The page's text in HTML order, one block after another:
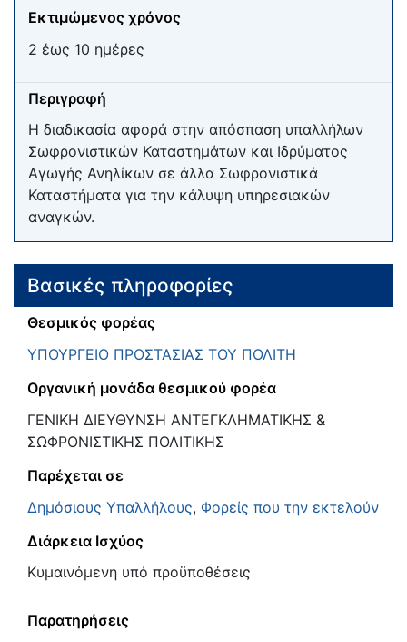
Εκτιμώμενος χρόνος
2 έως 10 ημέρες
Περιγραφή
Η διαδικασία αφορά στην απόσπαση υπαλλήλων
Σωφρονιστικών Καταστημάτων και Ιδρύματος
Αγωγής Ανηλίκων σε άλλα Σωφρονιστικά
Καταστήματα για την κάλυψη υπηρεσιακών
αναγκών.
Βασικές πληροφορίες
Θεσμικός φορέας
ΥΠΟΥΡΓΕΙΟ ΠΡΟΣΤΑΣΙΑΣ ΤΟΥ ΠΟΛΙΤΗ
Οργανική μονάδα θεσμικού φορέα
ΓΕΝΙΚΗ ΔΙΕΥΘΥΝΣΗ ΑΝΤΕΓΚΛΗΜΑΤΙΚΗΣ &
ΣΩΦΡΟΝΙΣΤΙΚΗΣ ΠΟΛΙΤΙΚΗΣ
Παρέχεται σε
Δημόσιους Υπαλλήλους, Φορείς που την εκτελούν
Διάρκεια Ισχύος
Κυμαινόμενη υπό προϋποθέσεις
Παρατηρήσεις